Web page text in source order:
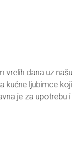
vrelih dana uz našu
kućne ljubimce koji
je za upotrebu i